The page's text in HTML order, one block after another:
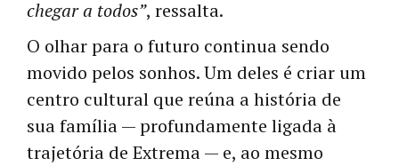
chegar a todos”, ressalta.
O olhar para o futuro continua sendo
movido pelos sonhos. Um deles é criar um
centro cultural que reúna a história de
sua família — profundamente ligada à
trajetória de Extrema — e, ao mesmo